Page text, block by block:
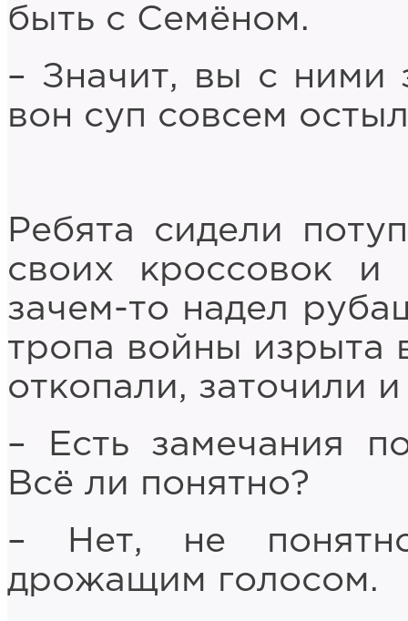
быть с Семёном.
– Значит, вы с ними
вон суп совсем
Ребята сидели
своих кроссовок и
зачем-то надел
тропа войны изрыта
откопали, заточили
– Есть замечания
Всё ли понятно?
– Нет, не
дрожащим голосом.